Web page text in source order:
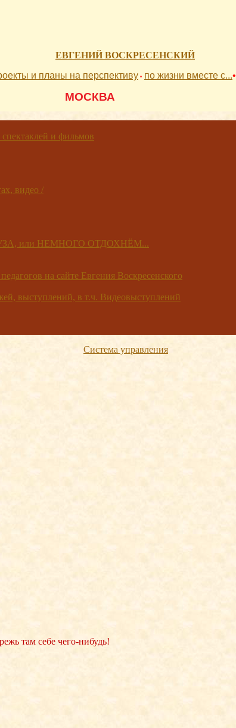
ЕВГЕНИЙ ВОСКРЕСЕНСКИЙ
и планы на перспективу • по жизни вместе с...•
          МОСКВА
и фильмов
видео /
или НЕМНОГО ОТДОХНЁМ...
на сайте Евгения Воскресенского
выступлений, в т.ч. Видеовыступлений
Система управления
там себе чего-нибудь!